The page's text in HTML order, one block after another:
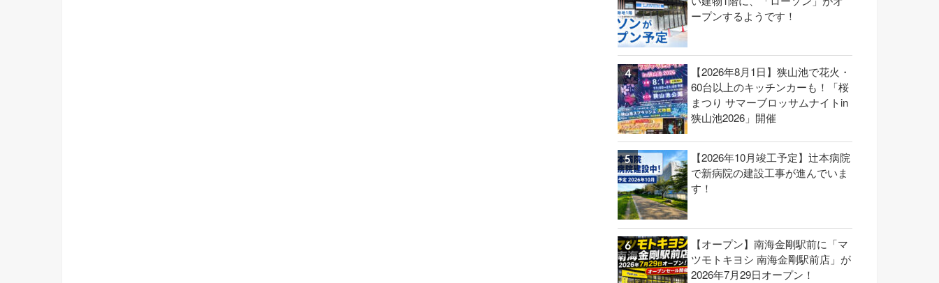
ープンするようです！
【2026年8月1日】狭山池で花火・
60台以上のキッチンカーも！「桜
まつり サマーブロッサムナイトin
狭山池2026」開催
【2026年10月竣工予定】辻本病院
で新病院の建設工事が進んでいま
す！
【オープン】南海金剛駅前に「マ
ツモトキヨシ 南海金剛駅前店」が
2026年7月29日オープン！